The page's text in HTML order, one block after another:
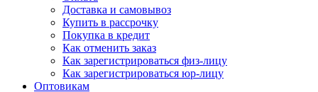
Доставка и самовывоз
Купить в рассрочку
Покупка в кредит
Как отменить заказ
Как зарегистрироваться физ-лицу
Как зарегистрироваться юр-лицу
Оптовикам